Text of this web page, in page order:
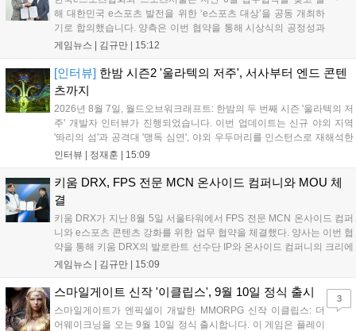
해 대한민국 e스포츠 발전을 위한 ‘e스포츠 대상’을 공동 개최하
기로 합의했습니다. 양측은 이번 협약을 통해 시상식의 공정성과
전문성을 강화하고 MZ세대를 겨냥한 미디어 영향력을 확대해 e
김영만 회장은 10년 만에 재추진되는 이번 시상식이 e스포츠의
성과와 가치를 널리 알리는 권위 있는 행사가 되도록 노력하겠다
고 밝혔습니다....
게임뉴스 | 김규만 | 15:12
[인터뷰] 한밤 시즌2 '울라텍의 저주', 서사부터 엔드 콘텐
츠까지
2026년 8월 7일, 월드오브워크래프트: 한밤의 두 번째 시즌 '울라텍의 저
주' 개발자 인터뷰가 진행되었습니다. 이번 업데이트는 신규 야외 지역
'똬리의 섬'과 공격대 '맹독 심연', 야외 우두머리를 인스턴스로 재해석한
'소굴'을 포함합니다. 개발진은 하우징 시스템 개선 및 신화+ 던전 로테이
를 표했습니다....
인터뷰 | 정재훈 | 15:09
키움 DRX, FPS 전문 MCN 온사이드 컴퍼니와 MOU 체
결
키움 DRX가 지난 8월 5일 서울타워에서 FPS 전문 MCN 온사이드 컴퍼
니와 e스포츠 콘텐츠 강화를 위한 업무 협약을 체결했다. 양사는 이번 협
약을 통해 키움 DRX의 발로란트 선수단 IP와 온사이드 컴퍼니의 크리에
이터 네트워크를 결합하여 정규 및 특별 콘텐츠를 공동 기획한다. 또한
오프라인 연계 프로그램을 순차적으로 선보이며 e스포츠 생태계 확장에
게임뉴스 | 김규만 | 15:09
스마일게이트 신작 '이클립스', 9월 10일 정식 출시
스마일게이트가 엔픽셀이 개발한 MMORPG 신작 이클립스: 더
어웨이크닝을 오는 9월 10일 정식 출시합니다. 이 게임은 플레이
3